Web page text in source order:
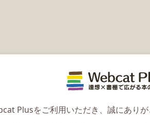
Plusをご利用いただき、誠にありが